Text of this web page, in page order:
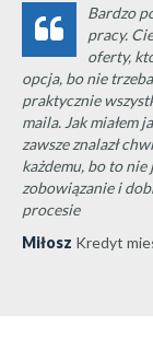
Bardzo
pracy.
oferty,
opcja, bo nie
praktycznie
maila. Jak miałem
zawsze znalazł
każdemu, bo to nie
zobowiązanie i
procesie
Miłosz Kredyt